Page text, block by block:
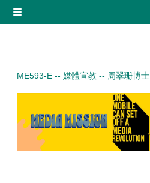
ME593-E -- 媒體宣教 -- 周翠珊博士